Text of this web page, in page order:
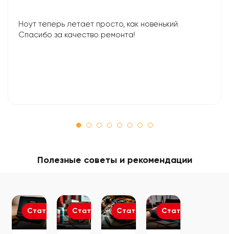
Ноут теперь летает просто, как новенький.
Спасибо за качество ремонта!
Полезные советы и рекомендации
Статьи Статьи Статьи Статьи